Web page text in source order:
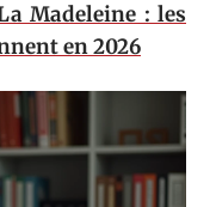
Madeleine : les
en 2026